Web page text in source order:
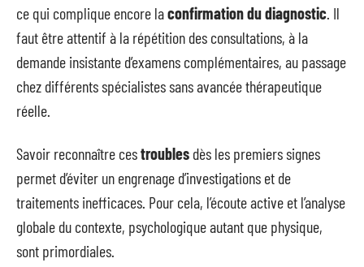
ce qui complique encore laconfirmation du diagnostic. Il
faut être attentif à la répétition des consultations, à la
demande insistante d’examens complémentaires, au passage
chez différents spécialistes sans avancée thérapeutique
réelle.
Savoir reconnaître cestroubles dès les premiers signes
permet d’éviter un engrenage d’investigations et de
traitements inefficaces. Pour cela, l’écoute active et l’analyse
globale du contexte, psychologique autant que physique,
sont primordiales.